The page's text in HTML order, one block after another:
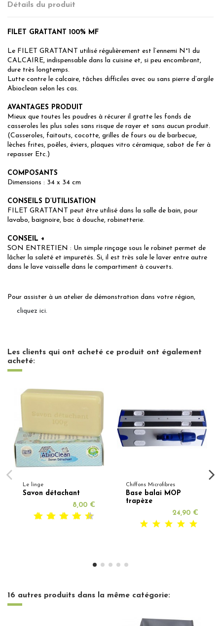
Détails du produit
FILET GRATTANT 100% MF
Le FILET GRATTANT utilisé régulièrement est l’ennemi N°1 du
CALCAIRE, indispensable dans la cuisine et, si peu encombrant,
dure très longtemps.
Lutte contre le calcaire, tâches difficiles avec ou sans pierre d’argile
Abioclean selon les cas.
AVANTAGES PRODUIT
Mieux que toutes les poudres à récurer il gratte les fonds de
casseroles les plus sales sans risque de rayer et sans aucun produit.
(Casseroles, faitouts, cocotte, grilles de fours ou de barbecue,
lèches frites, poêles, éviers, plaques vitro céramique, sabot de fer à
repasser Etc.)
COMPOSANTS
Dimensions : 34 x 34 cm
CONSEILS D’UTILISATION
FILET GRATTANT peut être utilisé dans la salle de bain, pour
lavabo, baignoire, bac à douche, robinetterie.
CONSEIL +
SON ENTRETIEN : Un simple rinçage sous le robinet permet de
lâcher la saleté et impuretés. Si, il est très sale le laver entre autre
dans le lave vaisselle dans le compartiment à couverts.
Pour assister à un atelier de démonstration dans votre région,
cliquez ici.
Les clients qui ont acheté ce produit ont également
acheté:
Le linge
Savon détachant
8,00 €
Chiffons Microfibres
Base balai MOP
trapèze
24,90 €
16 autres produits dans la même catégorie: